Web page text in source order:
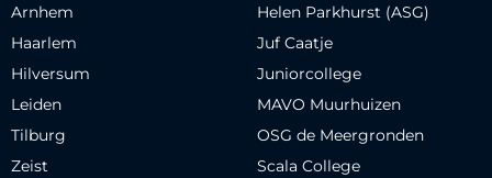
Arnhem
Haarlem
Hilversum
Leiden
Tilburg
Zeist
Helen Parkhurst (ASG)
Juf Caatje
Juniorcollege
MAVO Muurhuizen
OSG de Meergronden
Scala College